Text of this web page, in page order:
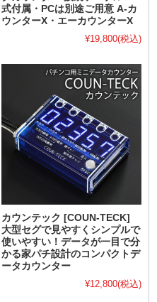
式付属・PCは別途ご用意 A-カ
ウンターX・エーカウンターX
¥19,800(税込)
カウンテック [COUN-TECK]
大型セグで見やすくシンプルで
使いやすい！データが一目で分
かる家パチ設計のコンパクトデ
ータカウンター
¥12,800(税込)